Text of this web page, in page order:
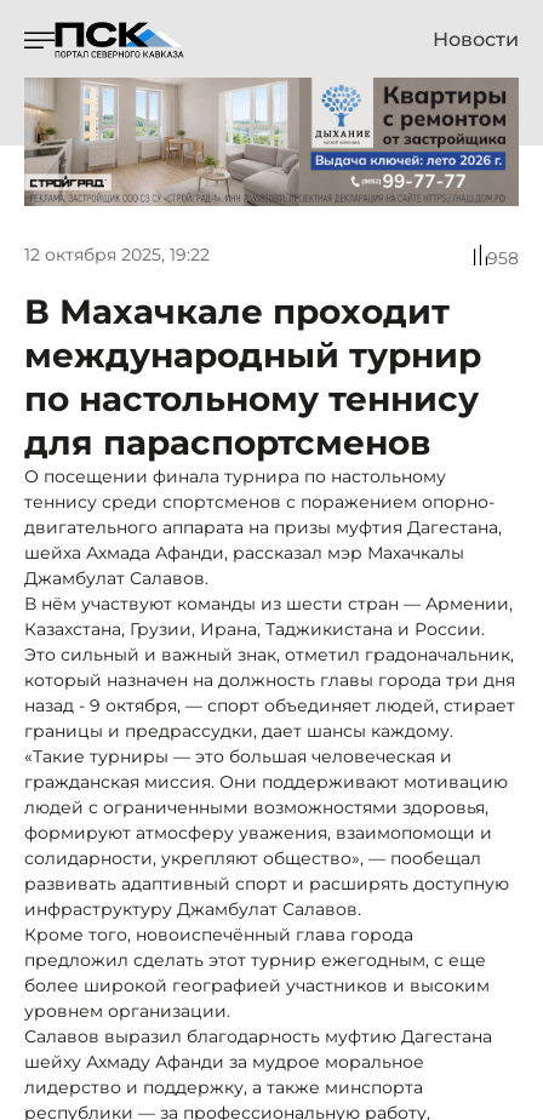
Новости
12 октября 2025, 19:22 958
В Махачкале проходит
международный турнир
по настольному теннису
для параспортсменов
О посещении финала турнира по настольному
теннису среди спортсменов с поражением опорно-
двигательного аппарата на призы муфтия Дагестана,
шейха Ахмада Афанди, рассказал мэр Махачкалы
Джамбулат Салавов.
В нём участвуют команды из шести стран — Армении,
Казахстана, Грузии, Ирана, Таджикистана и России.
Это сильный и важный знак, отметил градоначальник,
который назначен на должность главы города три дня
назад - 9 октября, — спорт объединяет людей, стирает
границы и предрассудки, дает шансы каждому.
«Такие турниры — это большая человеческая и
гражданская миссия. Они поддерживают мотивацию
людей с ограниченными возможностями здоровья,
формируют атмосферу уважения, взаимопомощи и
солидарности, укрепляют общество», — пообещал
развивать адаптивный спорт и расширять доступную
инфраструктуру Джамбулат Салавов.
Кроме того, новоиспечённый глава города
предложил сделать этот турнир ежегодным, с еще
более широкой географией участников и высоким
уровнем организации.
Салавов выразил благодарность муфтию Дагестана
шейху Ахмаду Афанди за мудрое моральное
лидерство и поддержку, а также минспорта
республики — за профессиональную работу,